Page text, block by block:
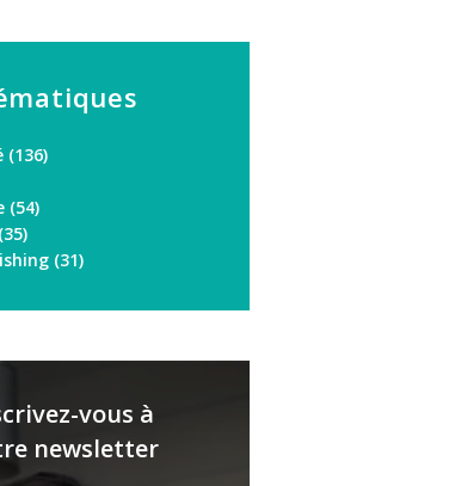
(136)
(54)
(35)
(31)
vous à
newsletter